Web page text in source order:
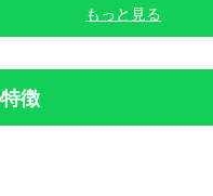
に「これはレベルが違うな」
もっと見る
徴